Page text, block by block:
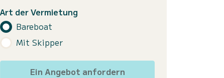
Art der Vermietung
Bareboat
Mit Skipper
Ein Angebot anfordern